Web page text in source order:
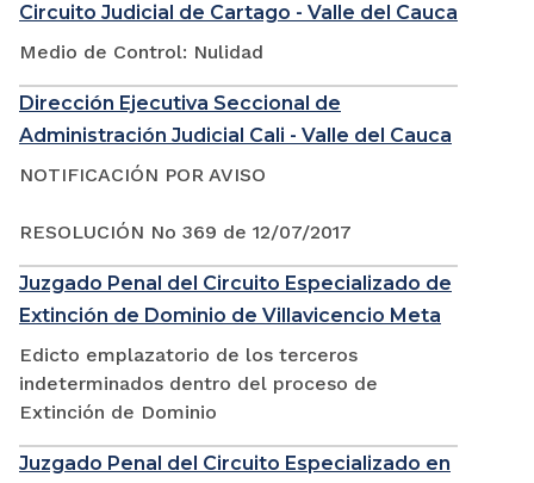
Circuito Judicial de Cartago - Valle del Cauca
Medio de Control: Nulidad
Dirección Ejecutiva Seccional de
Administración Judicial Cali - Valle del Cauca
NOTIFICACIÓN POR AVISO
RESOLUCIÓN No 369 de 12/07/2017
Juzgado Penal del Circuito Especializado de
Extinción de Dominio de Villavicencio Meta
Edicto emplazatorio de los terceros
indeterminados dentro del proceso de
Extinción de Dominio
Juzgado Penal del Circuito Especializado en